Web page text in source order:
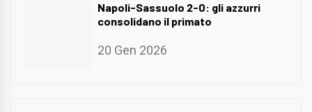
Napoli-Sassuolo 2-0: gli azzurri
consolidano il primato
20 Gen 2026